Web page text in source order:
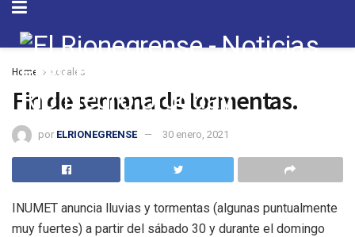
Home Locales
Fin de semana de tormentas.
por ELRIONEGRENSE 30 enero, 2021
INUMET anuncia lluvias y tormentas (algunas puntualmente
muy fuertes) a partir del sábado 30 y durante el domingo